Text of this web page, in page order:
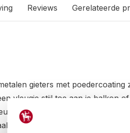
Reviews Gerelateerde
gieters met poedercoating
vleugje stijl toe aan je balkon
is deze gieter een prachtige
van hoogwaardig zink of